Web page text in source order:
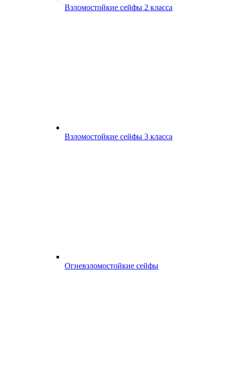
Взломостойкие сейфы 2 класса
Взломостойкие сейфы 3 класса
Огневзломостойкие сейфы